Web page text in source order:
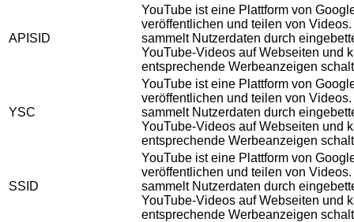
APISID
YouTube ist eine Plattform von
veröffentlichen und teilen von
sammelt Nutzerdaten durch
YouTube-Videos auf Webseiten und
entsprechende Werbeanzeigen
YSC
YouTube ist eine Plattform von
veröffentlichen und teilen von
sammelt Nutzerdaten durch
YouTube-Videos auf Webseiten und
entsprechende Werbeanzeigen
SSID
YouTube ist eine Plattform von
veröffentlichen und teilen von
sammelt Nutzerdaten durch
YouTube-Videos auf Webseiten und
entsprechende Werbeanzeigen